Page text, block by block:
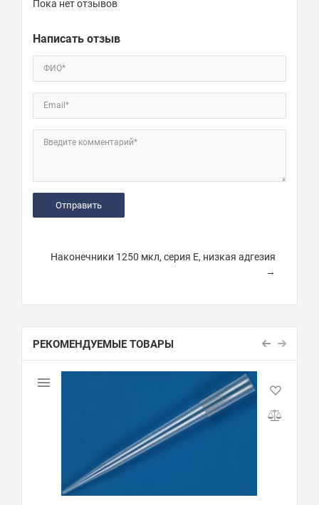
Пока нет отзывов
Написать отзыв
ФИО*
Email*
Введите комментарий*
Наконечники 1250 мкл, серия Е, низкая адгезия
→
РЕКОМЕНДУЕМЫЕ ТОВАРЫ